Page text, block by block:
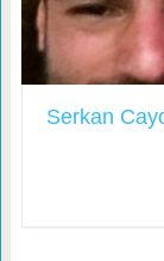
Serkan